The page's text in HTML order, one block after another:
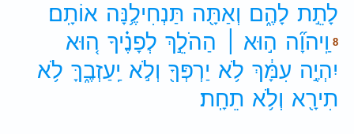
לָתֵ֣ת לָהֶ֑ם וְאַתָּ֖ה תַּנְחִילֶ֥נָּה אוֹתָֽם׃
8 וַֽיהוָ֞ה ה֣וּא ׀ הַהֹלֵ֣ךְ לְפָנֶ֗יךָ ה֚וּא
יִהְיֶ֣ה עִמָּ֔ךְ לֹ֥א יַרְפְּךָ֖ וְלֹ֣א יַֽעַזְבֶ֑ךָּ לֹ֥א
תִירָ֖א וְלֹ֥א תֵחָֽת׃